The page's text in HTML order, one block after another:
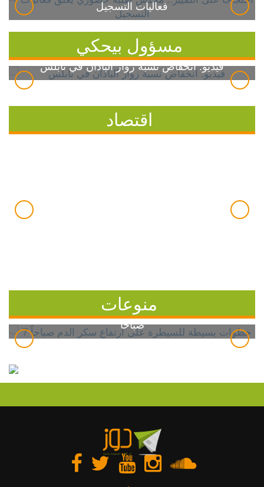
فعاليات التسجيل
مسؤول بيحكي
فيديو: انخفاض نسبة زوار الباذان في نابلس
اقتصاد
منوعات
7 خطوات بسيطة للسيطرة على ارتفاع سكر الدم
صباحاً